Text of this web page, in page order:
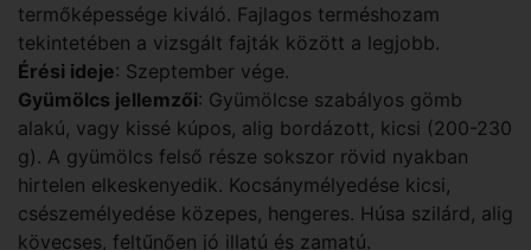
termőképessége kiváló. Fajlagos terméshozam
tekintetében a vizsgált fajták között a legjobb.
Érési ideje: Szeptember vége.
Gyümölcs jellemzői: Gyümölcse szabályos gömb
alakú, vagy kissé kúpos, alig bordázott, kicsi (200-230
g). A gyümölcs felső része sokszor rövid nyakban
hirtelen elkeskenyedik. Kocsánymélyedése kicsi,
csészemélyedése közepes, hengeres. Húsa szilárd, alig
kövecses, feltűnően jó illatú és zamatú.